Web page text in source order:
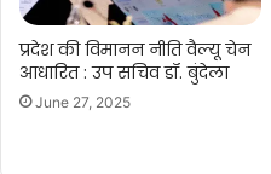
प्रदेश की विमानन नीति वैल्यू चेन
आधारित : उप सचिव डॉ. बुंदेला
June 27, 2025